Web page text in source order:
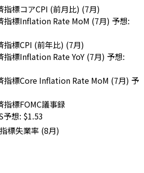
指標コアCPI (前月比) (7月)
指標Inflation Rate MoM (7月) 予想:
指標CPI (前年比) (7月)
指標Inflation Rate YoY (7月) 予想:
指標Core Inflation Rate MoM (7月) 予
指標FOMC議事録
予想: $1.53
標失業率 (8月)